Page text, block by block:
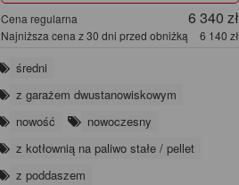
Cena regularna 6 340 zł
Najniższa cena z 30 dni przed obniżką 6 140 zł
średni
z garażem dwustanowiskowym
nowość
nowoczesny
z kotłownią na paliwo stałe / pellet
z poddaszem